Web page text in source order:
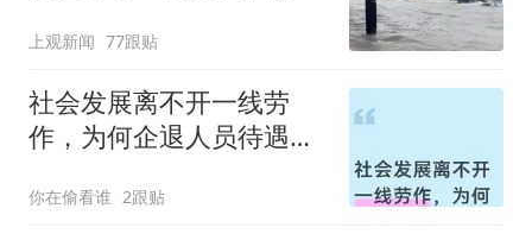
上观新闻 77跟贴
社会发展离不开一线劳
作，为何企退人员待遇落
你在偷看谁 2跟贴